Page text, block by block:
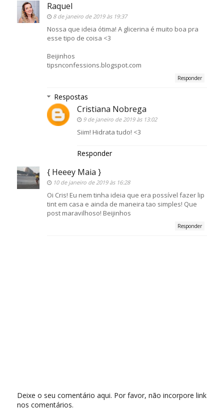
Raquel
8 de janeiro de 2019 às 19:37
Nossa que ideia ótima! A glicerina é muito boa pra
esse tipo de coisa <3
Beijinhos
tipsnconfessions.blogspot.com
Responder
Respostas
Cristiana Nobrega
9 de janeiro de 2019 às 13:02
Siim! Hidrata tudo! <3
Responder
{ Heeey Maia }
10 de janeiro de 2019 às 16:28
Oi Cris! Eu nem tinha ideia que era possível fazer lip
tint em casa e ainda de maneira tao simples! Que
post maravilhoso! Beijinhos
Responder
Deixe o seu comentário aqui. Por favor, não incorpore link
nos comentários.